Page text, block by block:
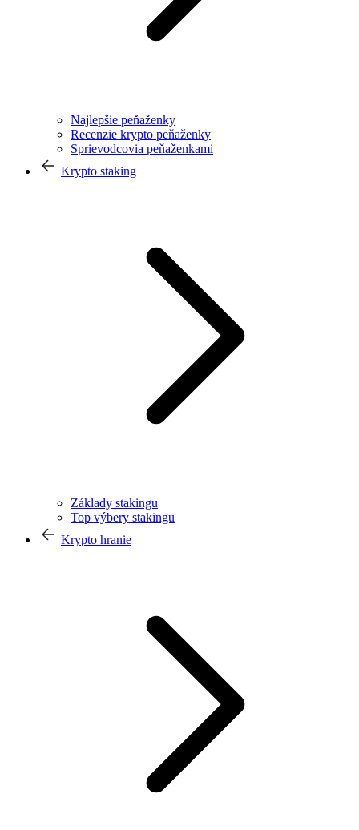
Najlepšie peňaženky
Recenzie krypto peňaženky
Sprievodcovia peňaženkami
Krypto staking
Základy stakingu
Top výbery stakingu
Krypto hranie